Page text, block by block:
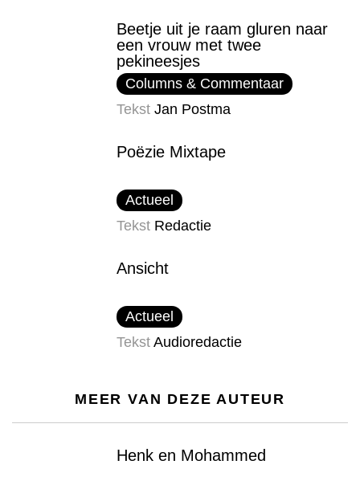
Beetje uit je raam gluren naar
een vrouw met twee
pekineesjes
Columns & Commentaar
Tekst Jan Postma
Poëzie Mixtape
Actueel
Tekst Redactie
Ansicht
Actueel
Tekst Audioredactie
MEER VAN DEZE AUTEUR
Henk en Mohammed